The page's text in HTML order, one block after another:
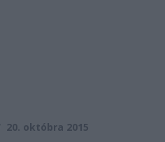
20. októbra 2015